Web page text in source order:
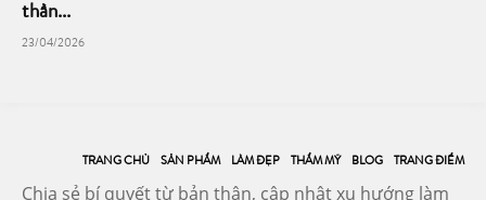
thần...
23/04/2026
TRANG CHỦ SẢN PHẨM LÀM ĐẸP THẨM MỸ BLOG TRANG ĐIỂM
Chia sẻ bí quyết từ bản thân, cập nhật xu hướng làm